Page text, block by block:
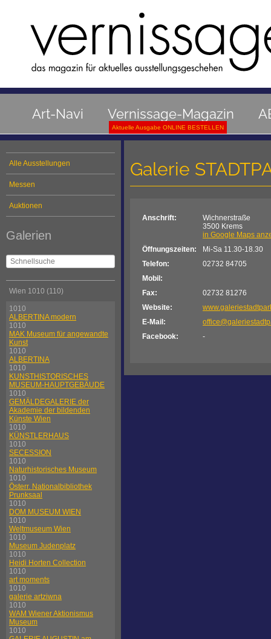
Art-Navi Vernissage-Magazin
Aktuelle Ausgabe ONLINE BESTELLEN
Alle Ausstellungen
Messen
Auktionen
Galerien
Wien 1010 (110)
1010
ALBERTINA modern
1010
MAK Museum für angewandte
Kunst
1010
ALBERTINA
1010
KUNSTHISTORISCHES
MUSEUM-HAUPTGEBÄUDE
1010
GEMÄLDEGALERIE der
Akademie der bildenden
Künste Wien
1010
KÜNSTLERHAUS
1010
SECESSION
1010
Naturhistorisches Museum
1010
Österr. Nationalbibliothek
Prunksaal
1010
DOM MUSEUM WIEN
1010
Weltmuseum Wien
1010
Museum Judenplatz
1010
Heidi Horten Collection
1010
art moments
1010
galerie artziwna
1010
WAM Wiener Aktionismus
Museum
1010
Galerie
Anschrift:
Wichnerstraße
3500 Krems
in Google Maps
Öffnungszeiten:
Mi-Sa 11.30-18.30
Telefon:
02732 84705
Mobil:
Fax:
02732 81276
Website:
E-Mail:
Facebook:
-